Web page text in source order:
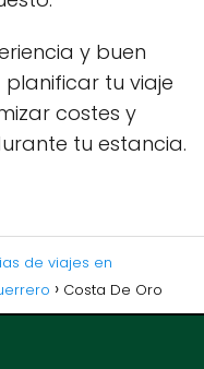
y buen
tu viaje
costes y
tu estancia.
de viajes en
Costa De Oro